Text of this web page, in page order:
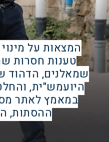
המצאות על
טענות חסרות
שמאלנים, הדהוד
היועמש"ית,
במאמץ לאתר
ההסתות,